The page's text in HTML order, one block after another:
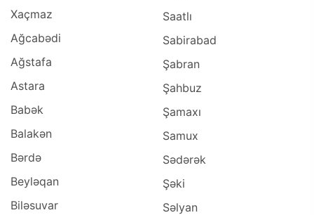
Xaçmaz
Ağcabədi
Ağstafa
Astara
Babək
Balakən
Bərdə
Beyləqan
Biləsuvar
Saatlı
Sabirabad
Şabran
Şahbuz
Şamaxı
Samux
Sədərək
Şəki
Səlyan